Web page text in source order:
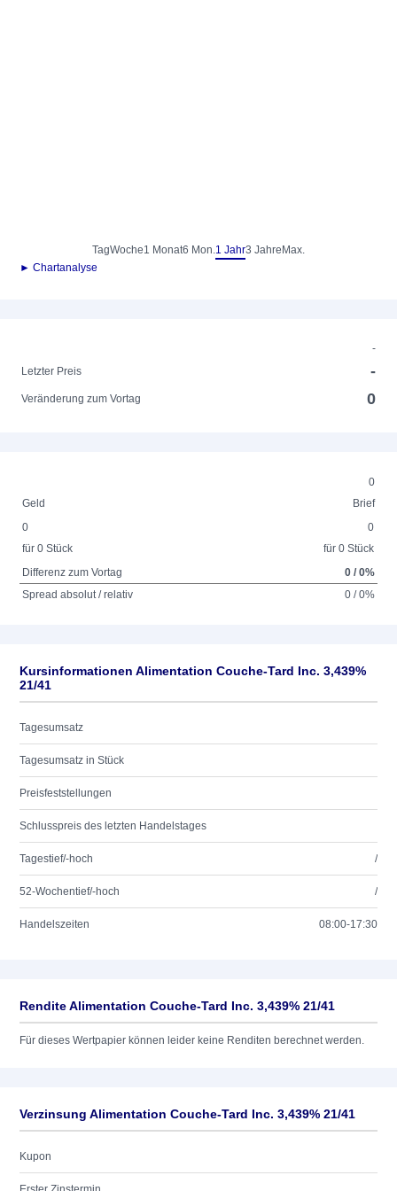
TagWoche1 Monat6 Mon.1 Jahr3 Jahre Max.
► Chartanalyse
-
Letzter Preis
-
Veränderung zum Vortag 0
0
Geld
Brief
0
für 0 Stück
0
für 0 Stück
Differenz zum Vortag
0 / 0%
Spread absolut / relativ
0 / 0%
Kursinformationen Alimentation Couche-Tard Inc. 3,439%
21/41
Tagesumsatz
Tagesumsatz in Stück
Preisfeststellungen
Schlusspreis des letzten Handelstages
Tagestief/-hoch /
52-Wochentief/-hoch /
Handelszeiten 08:00-17:30
Rendite Alimentation Couche-Tard Inc. 3,439% 21/41
Für dieses Wertpapier können leider keine Renditen berechnet werden.
Verzinsung Alimentation Couche-Tard Inc. 3,439% 21/41
Kupon